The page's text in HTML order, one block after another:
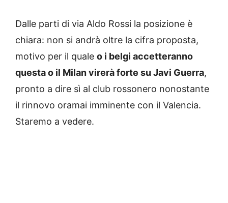
Dalle parti di via Aldo Rossi la posizione è
chiara: non si andrà oltre la cifra proposta,
motivo per il quale o i belgi accetteranno
questa o il Milan virerà forte su Javi Guerra,
pronto a dire sì al club rossonero nonostante
il rinnovo oramai imminente con il Valencia.
Staremo a vedere.